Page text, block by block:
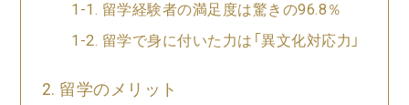
留学経験者の満足度は驚きの96.8％
留学で身に付いた力は「異文化対応力」
留学のメリット